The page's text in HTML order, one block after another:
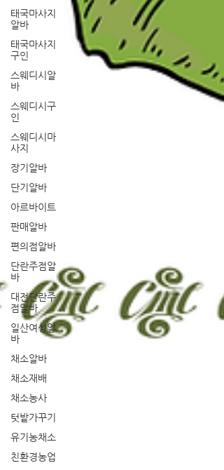
태국마사지
알바
태국마사지
구인
스웨디시알
바
스웨디시구
인
스웨디시마
사지
장기알바
단기알바
아르바이트
판매알바
편의점알바
단란주점알
바
대전단란주
점알바
일산여성알
바
채소알바
채소재배
채소농사
텃밭가꾸기
유기농채소
친환경농업